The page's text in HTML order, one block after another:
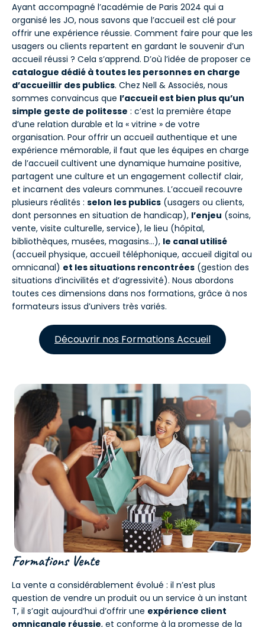
Ayant accompagné l’académie de Paris 2024 qui a
organisé les JO, nous savons que l’accueil est clé pour
offrir une expérience réussie. Comment faire pour que les
usagers ou clients repartent en gardant le souvenir d’un
accueil réussi ? Cela s’apprend. D’où l’idée de proposer ce
catalogue dédié à toutes les personnes en charge
d’accueillir des publics. Chez Nell & Associés, nous
sommes convaincus que l’accueil est bien plus qu’un
simple geste de politesse : c’est la première étape
d’une relation durable et la « vitrine » de votre
organisation. Pour offrir un accueil authentique et une
expérience mémorable, il faut que les équipes en charge
de l’accueil cultivent une dynamique humaine positive,
partagent une culture et un engagement collectif clair,
et incarnent des valeurs communes. L’accueil recouvre
plusieurs réalités : selon les publics (usagers ou clients,
dont personnes en situation de handicap), l’enjeu (soins,
vente, visite culturelle, service), le lieu (hôpital,
bibliothèques, musées, magasins…), le canal utilisé
(accueil physique, accueil téléphonique, accueil digital ou
omnicanal) et les situations rencontrées (gestion des
situations d’incivilités et d’agressivité). Nous abordons
toutes ces dimensions dans nos formations, grâce à nos
formateurs issus d’univers très variés.
Découvrir nos Formations Accueil
Formations Vente
La vente a considérablement évolué : il n’est plus
question de vendre un produit ou un service à un instant
T, il s’agit aujourd’hui d’offrir une expérience client
omnicanale réussie, et conforme à la promesse de la